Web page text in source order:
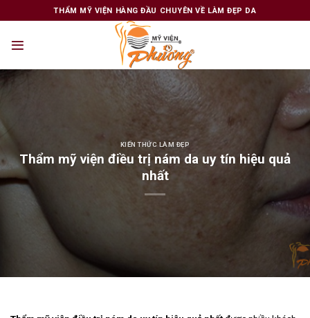
to
THẨM MỸ VIỆN HÀNG ĐẦU CHUYÊN VỀ LÀM ĐẸP DA
KIẾN THỨC LÀM ĐẸP
Thẩm mỹ viện điều trị nám da uy tín hiệu quả
nhất